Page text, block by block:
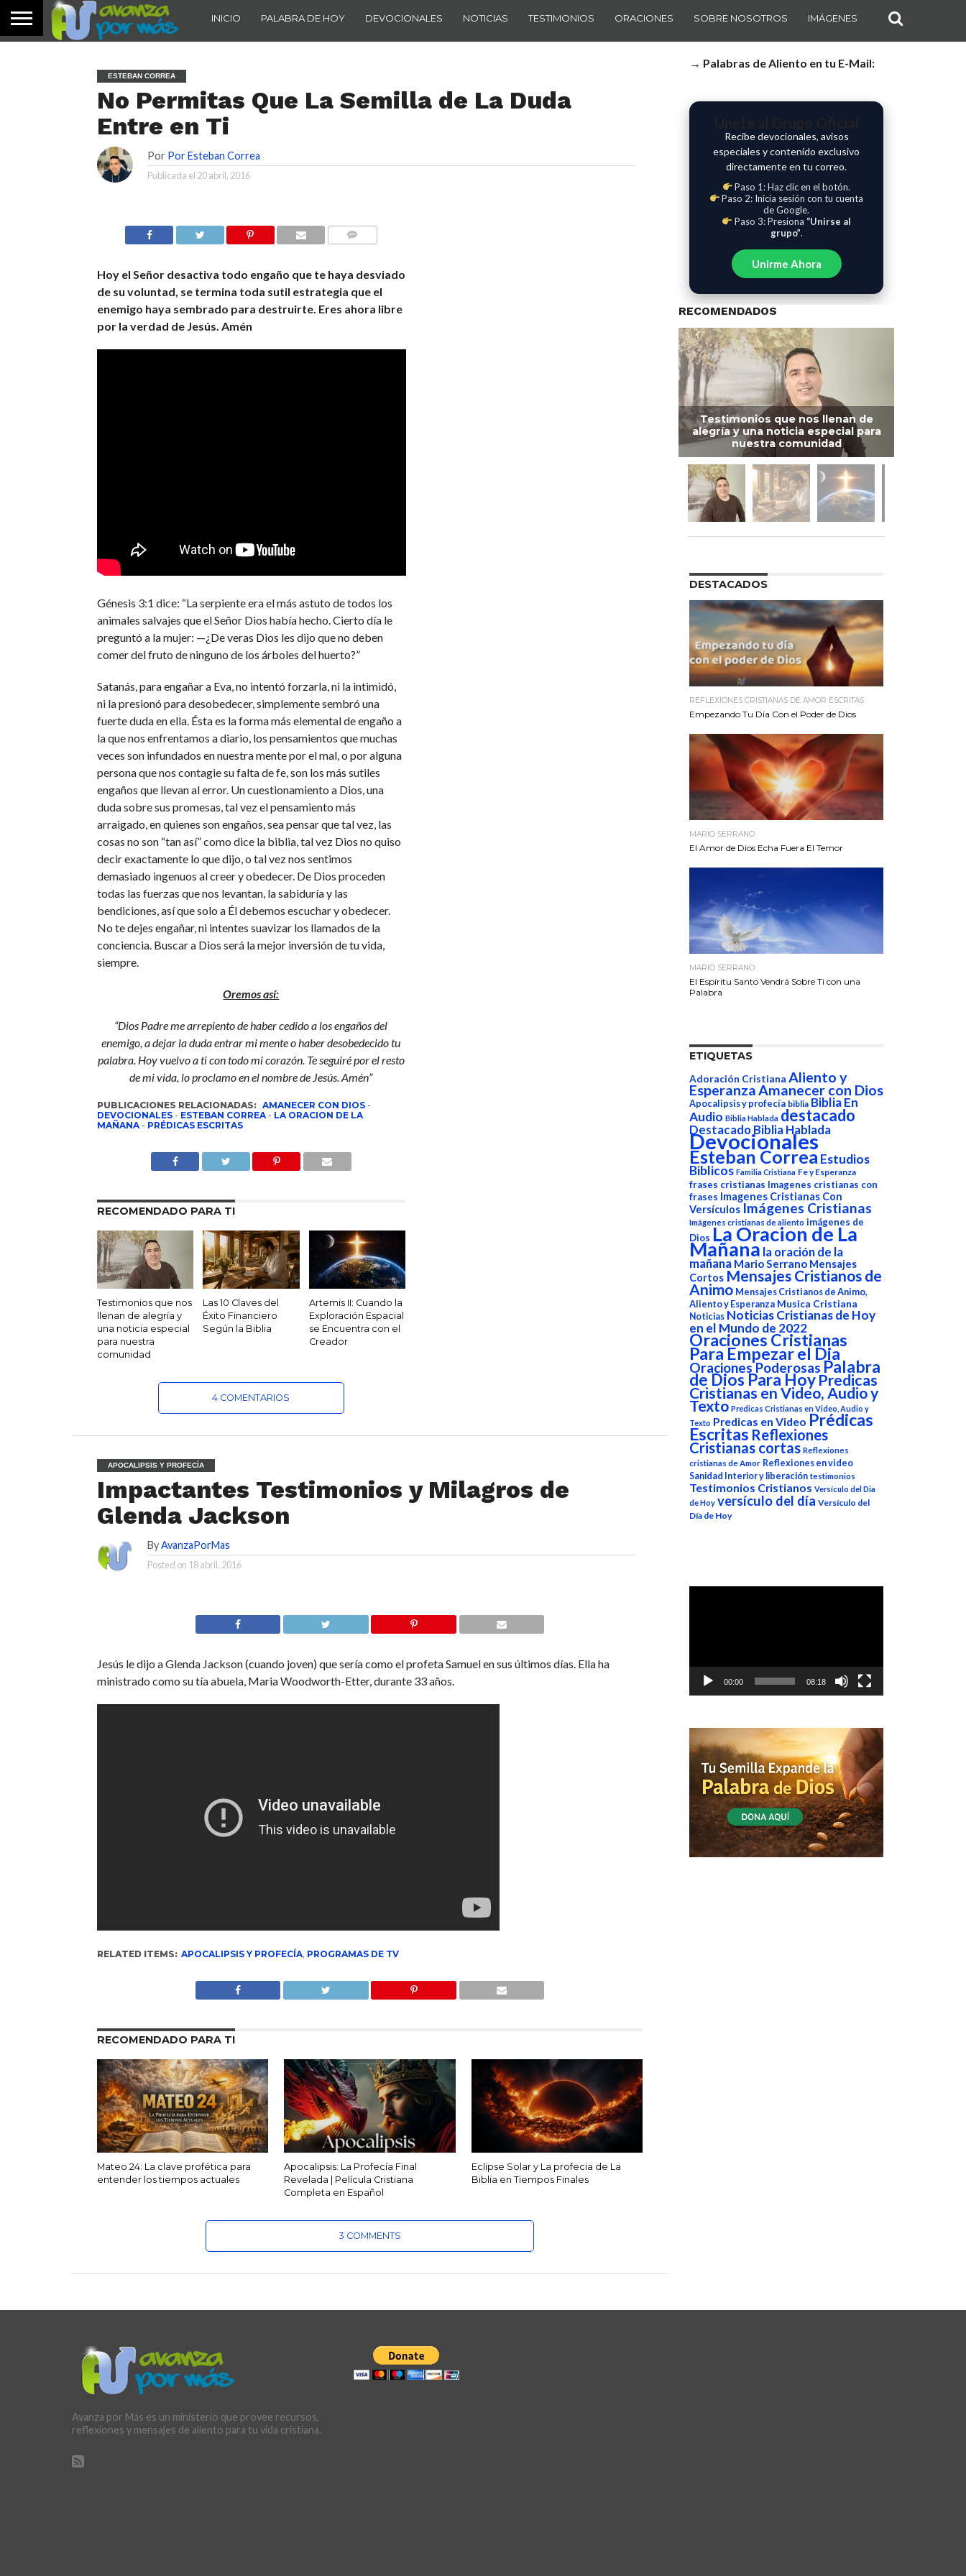
INICIO PALABRA DE HOY DEVOCIONALES NOTICIAS TESTIMONIOS ORACIONES SOBRE NOSOTROS IMÁGENES
ESTEBAN CORREA
No Permitas Que La Semilla de La Duda
Entre en Ti
Por Por Esteban Correa
Publicada el 20 abril, 2016
Hoy el Señor desactiva todo engaño que te haya desviado
de su voluntad, se termina toda sutil estrategia que el
enemigo haya sembrado para destruirte. Eres ahora libre
por la verdad de Jesús. Amén
Génesis 3:1 dice: “La serpiente era el más astuto de todos los
animales salvajes que el Señor Dios había hecho. Cierto día le
preguntó a la mujer: —¿De veras Dios les dijo que no deben
comer del fruto de ninguno de los árboles del huerto?”
Satanás, para engañar a Eva, no intentó forzarla, ni la intimidó,
ni la presionó para desobedecer, simplemente sembró una
fuerte duda en ella. Ésta es la forma más elemental de engaño a
la que nos enfrentamos a diario, los pensamientos que muchas
veces son infundados en nuestra mente por el mal, o por alguna
persona que nos contagie su falta de fe, son los más sutiles
engaños que llevan al error. Un cuestionamiento a Dios, una
duda sobre sus promesas, tal vez el pensamiento más
arraigado, en quienes son engaños, sea pensar que tal vez, las
cosas no son “tan así” como dice la biblia, tal vez Dios no quiso
decir exactamente lo que dijo, o tal vez nos sentimos
demasiado ingenuos al creer y obedecer. De Dios proceden
todas las fuerzas que nos levantan, la sabiduría y las
bendiciones, así que solo a Él debemos escuchar y obedecer.
No te dejes engañar, ni intentes suavizar los llamados de la
conciencia. Buscar a Dios será la mejor inversión de tu vida,
siempre.
Oremos así:
“Dios Padre me arrepiento de haber cedido a los engaños del
enemigo, a dejar la duda entrar mi mente o haber desobedecido tu
palabra. Hoy vuelvo a ti con todo mi corazón. Te seguiré por el resto
de mi vida, lo proclamo en el nombre de Jesús. Amén”
PUBLICACIONES RELACIONADAS: AMANECER CON DIOS-
DEVOCIONALES- ESTEBAN CORREA- LA ORACION DE LA
MAÑANA- PRÉDICAS ESCRITAS
RECOMENDADO PARA TI
Testimonios que nos
llenan de alegría y
una noticia especial
para nuestra
comunidad
Las 10 Claves del
Éxito Financiero
Según la Biblia
Artemis II: Cuando la
Exploración Espacial
se Encuentra con el
Creador
4 COMENTARIOS
APOCALIPSIS Y PROFECÍA
Impactantes Testimonios y Milagros de
Glenda Jackson
ByAvanzaPorMas
Posted on 18 abril, 2016
Jesús le dijo a Glenda Jackson (cuando joven) que sería como el profeta Samuel en sus últimos días. Ella ha
ministrado como su tía abuela, Maria Woodworth-Etter, durante 33 años.
RELATED ITEMS: APOCALIPSIS Y PROFECÍA, PROGRAMAS DE TV
RECOMENDADO PARA TI
Mateo 24: La clave profética para
entender los tiempos actuales
Apocalipsis: La Profecía Final
Revelada | Película Cristiana
Completa en Español
Eclipse Solar y La profecia de La
Biblia en Tiempos Finales
3 COMMENTS
→ Palabras de Aliento en tu E-Mail:
Recibe devocionales, avisos
especiales y contenido exclusivo
directamente en tu correo.
Paso 1: Haz clic en el botón.
Paso 2: Inicia sesión con tu cuenta
de Google.
Paso 3: Presiona “Unirse al
grupo”.
Unirme Ahora
RECOMENDADOS
Testimonios que nos llenan de
alegría y una noticia especial para
nuestra comunidad
DESTACADOS
REFLEXIONES CRISTIANAS DE AMOR ESCRITAS
Empezando Tu Día Con el Poder de Dios
MARIO SERRANO
El Amor de Dios Echa Fuera El Temor
MARIO SERRANO
El Espíritu Santo Vendrá Sobre Ti con una
Palabra
ETIQUETAS
Adoración Cristiana Aliento y
EsperanzaAmanecer con Dios
Apocalipsis y profecía biblia Biblia En
Audio Biblia Hablada destacado
Destacado Biblia Hablada
Devocionales
Esteban Correa Estudios
Biblicos Familia Cristiana Fe y Esperanza
frases cristianas Imagenes cristianas con
frases Imagenes Cristianas Con
Versículos Imágenes Cristianas
Imágenes cristianas de aliento imágenes de
Dios La Oracion de La
Mañana la oración de la
mañana Mario Serrano Mensajes
Cortos Mensajes Cristianos de
Animo Mensajes Cristianos de Animo,
Aliento y Esperanza Musica Cristiana
Noticias Noticias Cristianas de Hoy
en el Mundo de 2022
Oraciones Cristianas
Para Empezar el Dia
Oraciones Poderosas Palabra
de Dios Para HoyPredicas
Cristianas en Video, Audio y
Texto Predicas Cristianas en Video, Audio y
Texto Predicas en Video Prédicas
Escritas Reflexiones
Cristianas cortas Reflexiones
cristianas de Amor Reflexiones en video
Sanidad Interior y liberación testimonios
Testimonios Cristianos Versículo del Dia
de Hoy versículo del día Versículo del
Día de Hoy
Reproductor
00:00 08:18
Avanza por Más es un ministerio que provee recursos,
reflexiones y mensajes de aliento para tu vida cristiana.